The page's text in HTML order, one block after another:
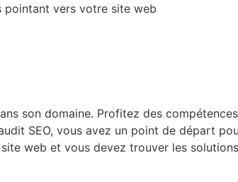
pointant vers votre site web
son domaine. Profitez des
SEO, vous avez un point de départ
web et vous devez trouver les